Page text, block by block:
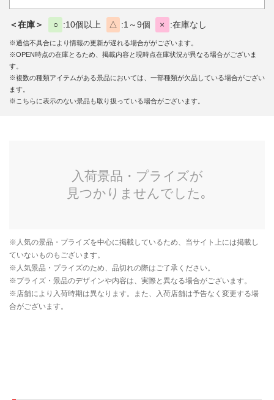
＜在庫＞ ○ 10個以上 △ 1～9個 × 在庫なし
※通信不具合により情報の更新が遅れる場合ががございます。
※OPEN時点の在庫とるため、掲載内容と現時点在庫状況が異なる場合がございま
す。
※複数の種類アイテムがある景品においては、一部種類が欠品している場合がござい
ます。
※こちらに表示のない景品も取り扱っている場合がございます。